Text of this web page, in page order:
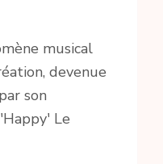
musical
devenue
son
Le